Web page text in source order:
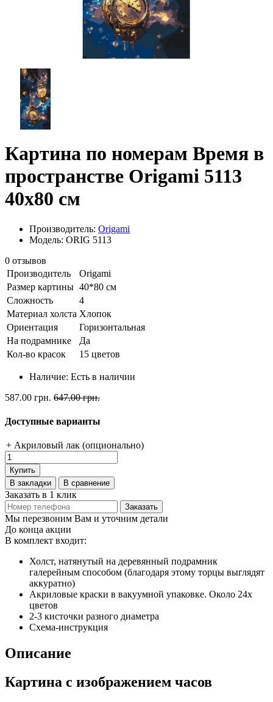
Картина по номерам Время в
пространстве Origami 5113
40x80 см
Производитель: Origami
Модель: ORIG 5113
0 отзывов
Производитель
Origami
Размер картины 40*80 см
Сложность
4
Материал холста Хлопок
Ориентация
Горизонтальная
На подрамнике
Да
Кол-во красок
15 цветов
Наличие: Есть в наличии
587.00 грн. 647.00 грн.
Доступные варианты
+ Акриловый лак (опционально)
Купить
В закладки
В сравнение
Заказать в 1 клик
Заказать
Мы перезвоним Вам и уточним детали
До конца акции
В комплект входит:
Холст, натянутый на деревянный подрамник
галерейным способом (благодаря этому торцы выглядят
аккуратно)
Акриловые краски в вакуумной упаковке. Около 24х
цветов
2-3 кисточки разного диаметра
Схема-инструкция
Описание
Картина с изображением часов